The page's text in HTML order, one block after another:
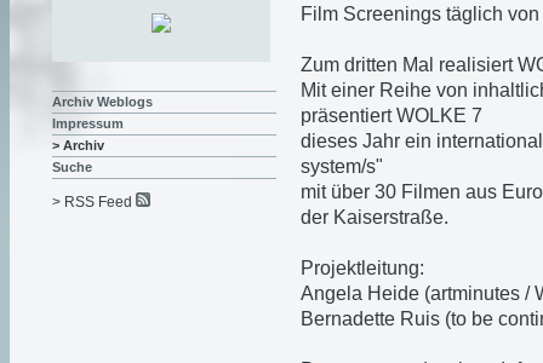
Film Screenings täglich
Zum dritten Mal realisiert
Mit einer Reihe von
präsentiert WOLKE 7
dieses Jahr ein
system/s"
mit über 30 Filmen aus
der Kaiserstraße.
Projektleitung:
Angela Heide (artminutes /
Bernadette Ruis (to be
Archiv Weblogs
Impressum
> Archiv
Suche
> RSS Feed